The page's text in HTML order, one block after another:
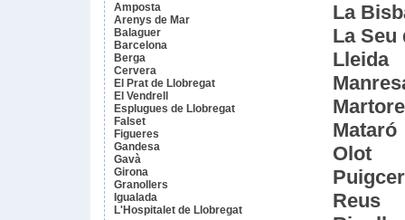
Amposta
Arenys de Mar
Balaguer
Barcelona
Berga
Cervera
El Prat de Llobregat
El Vendrell
Esplugues de Llobregat
Falset
Figueres
Gandesa
Gavà
Girona
Granollers
Igualada
L'Hospitalet de Llobregat
La
La Seu
Lleida
Mataró
Olot
Reus